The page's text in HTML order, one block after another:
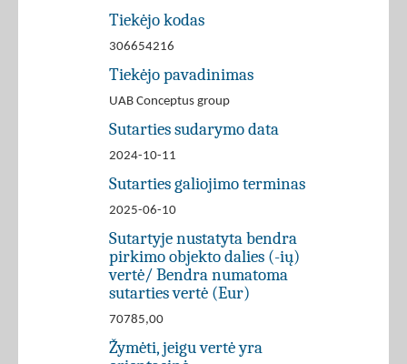
Tiekėjo kodas
306654216
Tiekėjo pavadinimas
UAB Conceptus group
Sutarties sudarymo data
2024-10-11
Sutarties galiojimo terminas
2025-06-10
Sutartyje nustatyta bendra
pirkimo objekto dalies (-ių)
vertė/ Bendra numatoma
sutarties vertė (Eur)
70785,00
Žymėti, jeigu vertė yra